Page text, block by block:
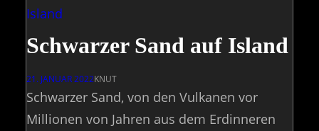
Island
Schwarzer Sand auf Island
21. JANUAR 2022KNUT
Schwarzer Sand, von den Vulkanen vor
Millionen von Jahren aus dem Erdinneren